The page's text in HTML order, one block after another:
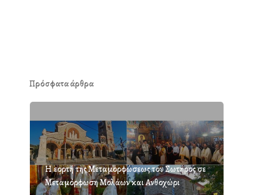
Πρόσφατα άρθρα
Η εορτή της Μεταμορφώσεως του Σωτήρος σε
Μεταμόρφωση Μολάων και Ανθοχώρι